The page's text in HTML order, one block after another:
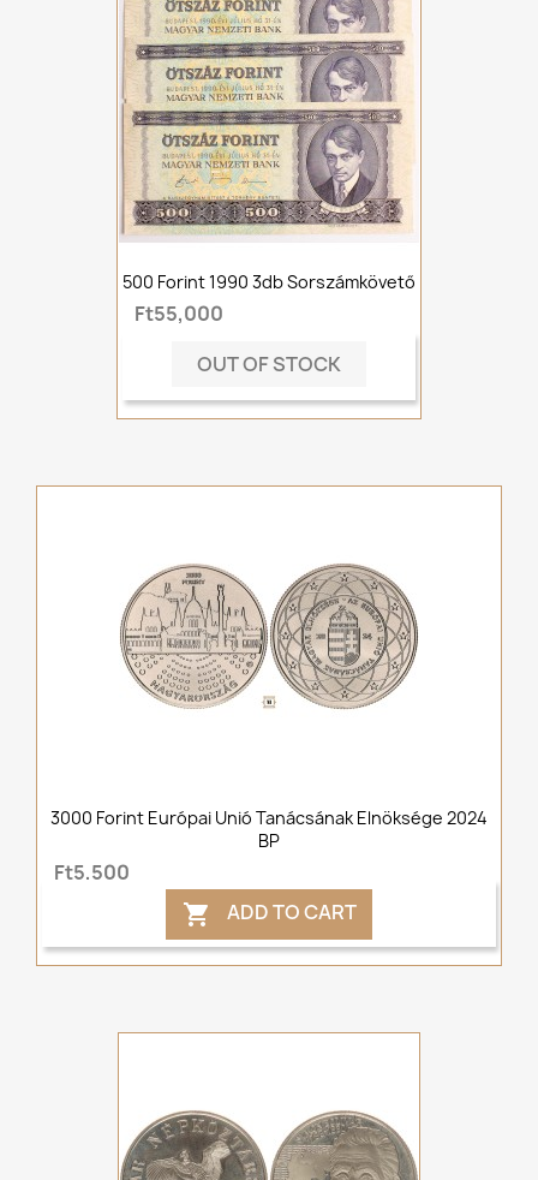
500 Forint 1990 3db Sorszámkövető
Ft55,000
OUT OF STOCK
3000 Forint Európai Unió Tanácsának Elnöksége 2024
BP
Ft5,500
 ADD TO CART